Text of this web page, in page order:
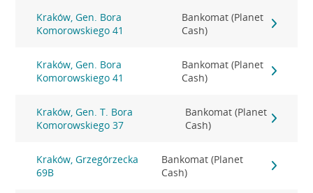
Kraków, Gen. Bora
Komorowskiego 41
Bankomat (Planet
Cash)
Kraków, Gen. Bora
Komorowskiego 41
Bankomat (Planet
Cash)
Kraków, Gen. T. Bora
Komorowskiego 37
Bankomat (Planet
Cash)
Kraków, Grzegórzecka
69B
Bankomat (Planet
Cash)